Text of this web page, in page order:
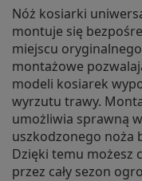
Nóż kosiarki
montuje się
miejscu
montażowe
modeli kosiarek
wyrzutu trawy.
umożliwia sprawną
uszkodzonego noża
Dzięki temu możesz
przez cały sezon